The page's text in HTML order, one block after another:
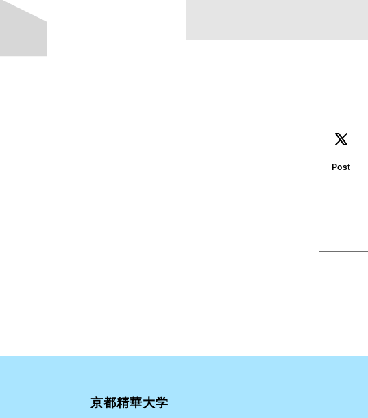
Post
京都精華大学